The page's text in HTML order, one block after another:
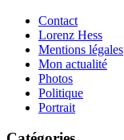
Contact
Lorenz Hess
Mentions légales
Mon actualité
Photos
Politique
Portrait